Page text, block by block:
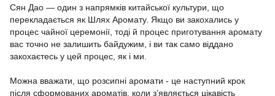
Сян Дао — один з напрямків китайської культури, що
перекладається як Шлях Аромату. Якщо ви закохались у
процес чайної церемонії, тоді й процес приготування аромату
вас точно не залишить байдужим, і ви так само віддано
закохаєтесь у цей процес, як і ми.
Можна вважати, що розсипні аромати - це наступний крок
після сформованих ароматів, коли з’являється цікавість